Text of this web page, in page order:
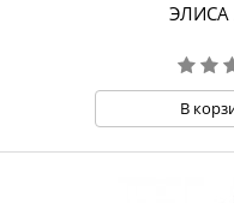
ЭЛИСА
В